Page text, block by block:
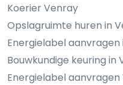
Koerier Venray
Opslagruimte huren in
Energielabel aanvragen
Bouwkundige keuring in
Energielabel